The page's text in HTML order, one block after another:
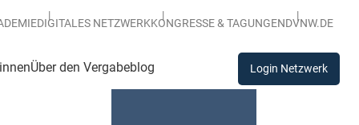
DIGITALES NETZWERKKONGRESSE & TAGUNGENDVNW.DE
Über den Vergabeblog Login Netzwerk